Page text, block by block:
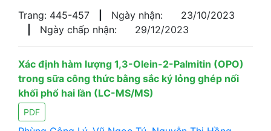
Trang: 445-457
Ngày nhận:
23/10/2023
Ngày chấp nhận: 29/12/2023
Xác định hàm lượng 1,3-Olein-2-Palmitin (OPO)
trong sữa công thức bằng sắc ký lỏng ghép nối
khối phổ hai lần (LC-MS/MS)
PDF